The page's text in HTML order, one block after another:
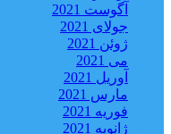
آگوست 2021
جولای 2021
ژوئن 2021
می 2021
آوریل 2021
مارس 2021
فوریه 2021
ژانویه 2021